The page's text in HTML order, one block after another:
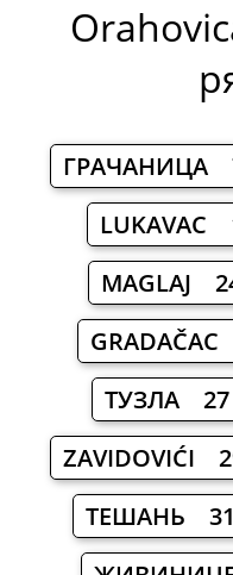
ГРАЧАНИЦА
LUKAVAC
MAGLAJ
ТУЗЛА 27
ZAVIDOVIĆI
ТЕШАНЬ 31